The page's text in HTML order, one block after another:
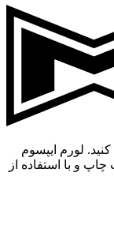
لورم ایپسوم
و با استفاده از